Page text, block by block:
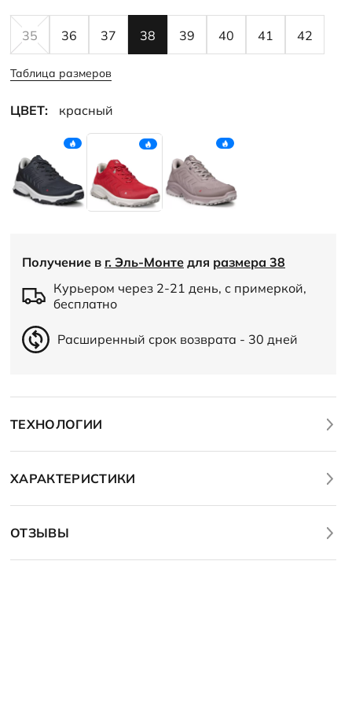
35 36 37 38 39 40 41 42
Таблица размеров
ЦВЕТ: красный
Получение в г. Эль-Монте для размера 38
Курьером через 2-21 день, с примеркой,
бесплатно
Расширенный срок возврата - 30 дней
ТЕХНОЛОГИИ
ХАРАКТЕРИСТИКИ
ОТЗЫВЫ